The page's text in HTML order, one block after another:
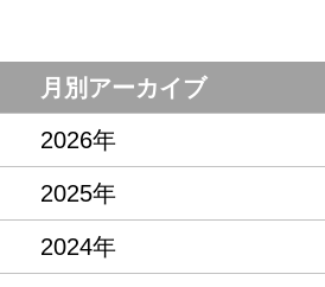
月別アーカイブ
2026年
2025年
2024年